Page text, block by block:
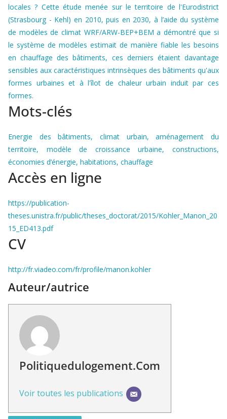
locales ? Cette étude menée sur le territoire de l'Eurodistrict
(Strasbourg - Kehl) en 2010, puis en 2030, à l’aide du système
de modèles de climat WRF/ARW-BEP+BEM a démontré que si
le système de modèles estimait de manière fiable les besoins
en chauffage des bâtiments, ces derniers étaient davantage
sensibles aux caractéristiques intrinsèques des bâtiments qu'aux
formes urbaines et à l'îlot de chaleur urbain induit par ces
formes.
Mots-clés
Energie des bâtiments, climat urbain, aménagement du
territoire, modèle de croissance urbaine, constructions,
économies d’énergie, habitations, chauffage
Accès en ligne
https://publication-
theses.unistra.fr/public/theses_doctorat/2015/Kohler_Manon_20
15_ED413.pdf
CV
http://fr.viadeo.com/fr/profile/manon.kohler
Auteur/autrice
Politiquedulogement.com
Voir toutes les publications